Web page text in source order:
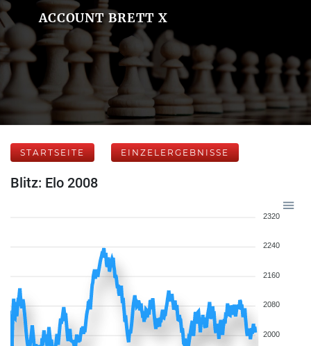
ACCOUNT BRETT X
STARTSEITE EINZELERGEBNISSE
Blitz: Elo 2008
2320
2240
2160
2080
2000